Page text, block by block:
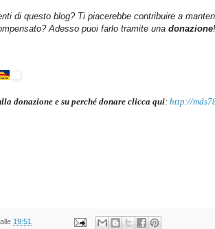
di questo blog? Ti piacerebbe contribuire a
Adesso puoi farlo tramite una donazione!
donazione e su perché donare clicca qui: http://
alle 19:51